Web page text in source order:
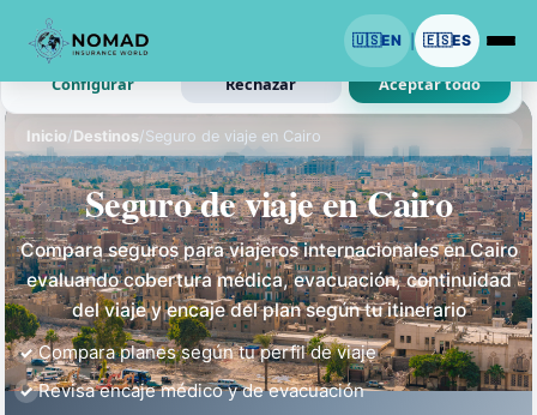
🇺🇸EN 🇪🇸ES
Inicio/Destinos/Seguro de viaje en Cairo
Seguro de viaje en Cairo
Compara seguros para viajeros internacionales en Cairo
evaluando cobertura médica, evacuación, continuidad
del viaje y encaje del plan según tu itinerario
Compara planes según tu perfil de viaje
Revisa encaje médico y de evacuación
Usamos cookies con tu permiso.
Analitica y anuncios son opcionales. Las necesarias siguen activas.
Configurar Rechazar Aceptar todo